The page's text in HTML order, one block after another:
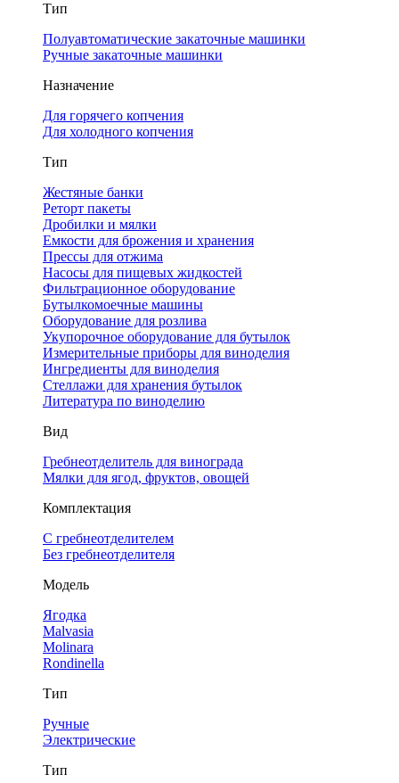
Тип
Полуавтоматические закаточные машинки
Ручные закаточные машинки
Назначение
Для горячего копчения
Для холодного копчения
Тип
Жестяные банки
Реторт пакеты
Дробилки и мялки
Емкости для брожения и хранения
Прессы для отжима
Насосы для пищевых жидкостей
Фильтрационное оборудование
Бутылкомоечные машины
Оборудование для розлива
Укупорочное оборудование для бутылок
Измерительные приборы для виноделия
Ингредиенты для виноделия
Стеллажи для хранения бутылок
Литература по виноделию
Вид
Гребнеотделитель для винограда
Мялки для ягод, фруктов, овощей
Комплектация
С гребнеотделителем
Без гребнеотделителя
Модель
Ягодка
Malvasia
Molinara
Rondinella
Тип
Ручные
Электрические
Тип